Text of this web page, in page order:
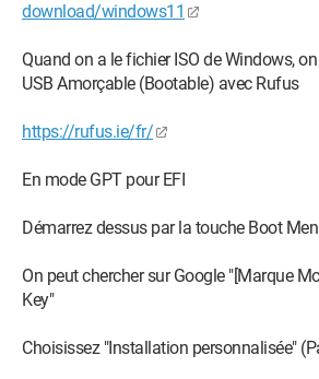
download/windows11
Quand on a le fichier ISO de Windows,
USB Amorçable (Bootable) avec Rufus
https://rufus.ie/fr/
En mode GPT pour EFI
Démarrez dessus par la touche Boot
On peut chercher sur Google "[Marque
Key"
Choisissez "Installation personnalisée"